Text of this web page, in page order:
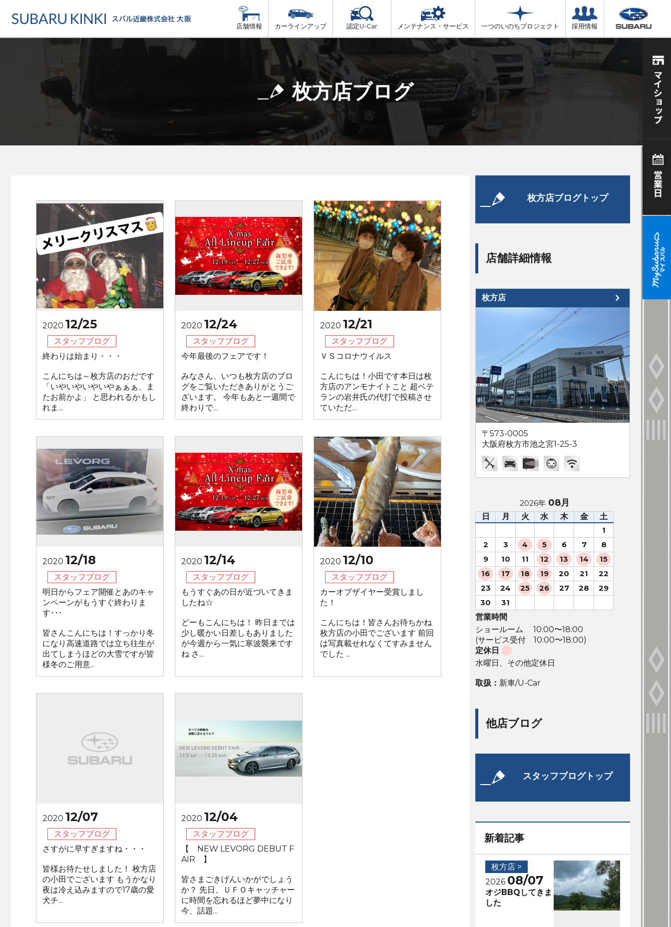
店舗情報
店舗情報 店舗一覧
地域でさがす
地図でさがす
試乗車でさがす
大阪府北部
大阪府市内
大阪府南部
カーラインアップ
カーラインアップ
カーラインアップ一覧
乗用車
軽自動車
認定U-Car メンテナンス・サービス
メンテナンス・サービス
メンテナンス・サービストップ
車検・定期点検をする
カーケアをする
車検（法定24か月点検）
法定 12ヶ月 点検
6ヶ月ごとの セーフティ チェック
車検 3ヶ月前 無料診断
一つのいのちプロジェクト 採用情報
枚方店ブログ
2020 12/25
スタッフブログ
終わりは始まり・・・
こんにちは～枚方店のおだです
「いやいやいやいやぁぁぁ、ま
たお前かよ」 と思われるかもし
れま...
2020 12/24
スタッフブログ
今年最後のフェアです！
みなさん、いつも枚方店のブロ
グをご覧いただきありがとうご
ざいます。 今年もあと一週間で
終わりで...
2020 12/21
スタッフブログ
ＶＳコロナウイルス
こんにちは！小田です本日は枚
方店のアンモナイトこと 超ベテ
ランの岩井氏の代打で投稿させ
ていただ...
2020 12/18
スタッフブログ
明日からフェア開催とあのキャ
ンペーンがもうすぐ終わりま
す･･･
皆さんこんにちは！すっかり冬
になり高速道路では立ち往生が
出てしまうほどの大雪ですが皆
様冬のご用意...
2020 12/14
スタッフブログ
もうすぐあの日が近づいてきま
したね☆
どーもこんにちは！ 昨日までは
少し暖かい日差しもありました
が今週から一気に寒波襲来です
ね さ...
2020 12/10
スタッフブログ
カーオブザイヤー受賞しまし
た！
こんにちは！皆さんお待ちかね
枚方店の小田でございます 前回
は写真載せれなくてすみません
でした ...
2020 12/07
スタッフブログ
さすがに早すぎますね・・・
皆様お待たせしました！ 枚方店
の小田でございます もうかなり
夜は冷え込みますので17歳の愛
犬チ...
2020 12/04
スタッフブログ
【 NEW LEVORG DEBUT F
AIR 】
皆さまごきげんいかがでしょう
か？ 先日、ＵＦＯキャッチャー
に時間を忘れるほど夢中になり
今、話題...
枚方店ブログトップ
店舗詳細情報
枚方店
〒573-0005
大阪府枚方市池之宮1-25-3
2026年 08月
日 月 火 水 木 金 土
1
2
3 4 5 6 7
8
9
10 11 12 13 14
15
16
17 18 19 20 21
22
23
24 25 26 27 28
29
30
31
営業時間
ショールーム 10:00〜18:00
(サービス受付 10:00〜18:00)
定休日
水曜日、その他定休日
取扱： 新車/U-Car
他店ブログ
スタッフブログトップ
新着記事
枚方店 >
2026 08/07
オジBBQしてきま
した